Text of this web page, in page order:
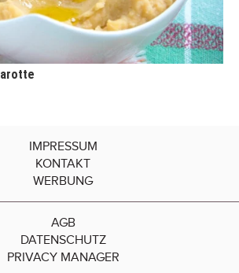
IMPRESSUM
KONTAKT
WERBUNG
AGB
DATENSCHUTZ
PRIVACY MANAGER